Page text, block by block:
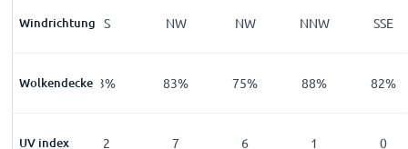
Windrichtung
SSE S NW NW NNW SSE
Wolkendecke
5% 3% 83% 75% 88% 82%
UV index
0 2 7 6 1 0